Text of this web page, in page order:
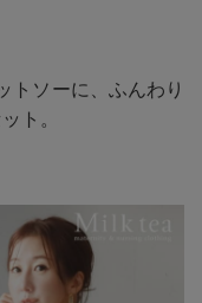
トソーに、ふんわり
ト。